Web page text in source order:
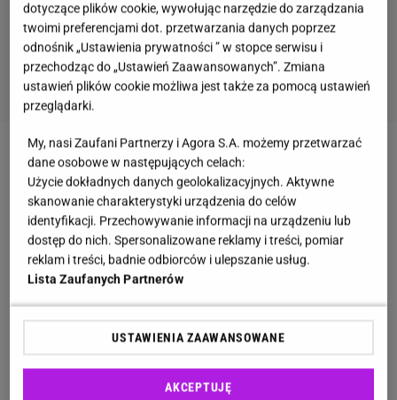
Podołają tylko najlepsi!
Quiz - te wieczorynki pamiętają tylko wychowani
w PRL-u! A ty?
5 kategorii, 5 pytań. Rozwiąż quiz wiedzy
ogólnej dla wybitnych!
dotyczące plików cookie, wywołując narzędzie do zarządzania
twoimi preferencjami dot. przetwarzania danych poprzez
odnośnik „Ustawienia prywatności ” w stopce serwisu i
przechodząc do „Ustawień Zaawansowanych”. Zmiana
ustawień plików cookie możliwa jest także za pomocą ustawień
przeglądarki.
My, nasi Zaufani Partnerzy i Agora S.A. możemy przetwarzać
dane osobowe w następujących celach:
Użycie dokładnych danych geolokalizacyjnych. Aktywne
skanowanie charakterystyki urządzenia do celów
identyfikacji. Przechowywanie informacji na urządzeniu lub
dostęp do nich. Spersonalizowane reklamy i treści, pomiar
reklam i treści, badnie odbiorców i ulepszanie usług.
Lista Zaufanych Partnerów
USTAWIENIA ZAAWANSOWANE
AKCEPTUJĘ